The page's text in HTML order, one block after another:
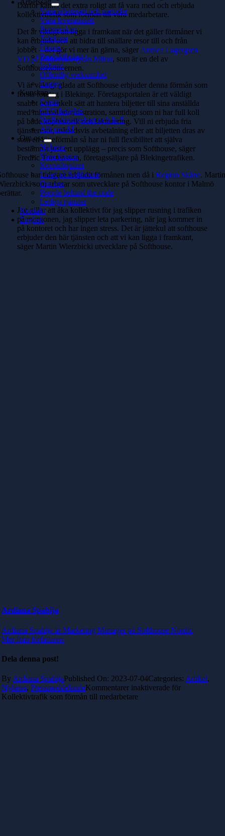
Arbetssätt
Våra arbetssätt och metoder
Våra leveranssätt
Partnerskap
Telekom
Finans
Produktbolag
Industri
Offentlig verksamhet
Energi
Kunskap
Event
CTO Insights
Nedladdningsbart och In 5
Allt om AI
Om oss
Nyheter
Våra kontor
Konsultquizet
Livet på Softhouse
Om oss
People behind the code
Lediga tjänster
Kontakt
English
Därför känns det extra roligt att få vara med och erbjuda
kollektivtrafik som förmån till våra medarbetare.
Det är viktigt att ligga i framkant när det gäller förmåner vi
kan erbjuda och att bidra till snällare resor till och från
jobbet – det gör vi mer än gärna, säger Annica Lagergren
VD på fullservicebyrån Milou, som är en del av
Softhousekoncernen.
Vi är väldigt glada att Softhouse erbjuder denna förmån som
första företag i Blekinge. Företagsportalen är ett väldigt
snabbt och enkelt sätt att hantera biljetter till sina anställda
med minimal administration, samtidigt som ni har full koll
på både köphistorik och fakturering. Vill ni erbjuda fria
tjänsteresor, månadsvis avbetalning eller att biljetten dras av
som en löneförmån så har ni full flexibilitet att själva
bestämma just ert upplägg – precis som Softhouse, säger
Fredric Torstensson, företagssäljare på Blekingetrafiken.
har tidigare erbjudit förmånen men då iRegion Skåne.
som arbetar som utvecklare på Softhouse kontor i Malmö
Jag gillar att åka kollektivt för jag slipper rusning i trafiken
på morgonen, jag slipper leta parkering, när jag kommer in
på kontoret och har ingen stress. Det är jättekul att softhouse
erbjuder den här tjänsten och att vi kan ligga i framkant,
säger Martin Wierzbicki utvecklare på Softhouse.
Ardiana Spahija
Ardiana Spahija är Marketing Manager på Softhouse Nordic
Mer från författaren
Dela denna post!
By Ardiana SpahijaPublished On: 2023-07-04Categories: Artikel,
Nyheter, PressmeddelandeKommentarer inaktiverade för
Kollektivtrafik som förmån till medarbetare